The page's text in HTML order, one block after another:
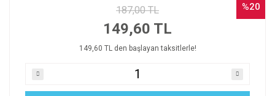
%20
187,00 TL
149,60 TL
149,60 TL den başlayan taksitlerle!